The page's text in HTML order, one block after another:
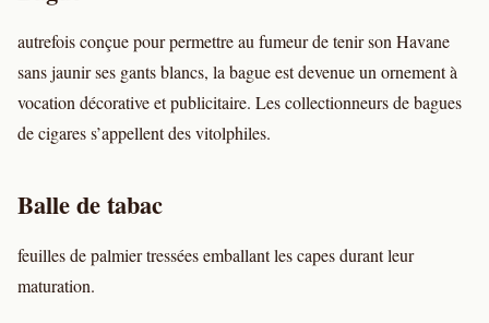
autrefois conçue pour permettre au fumeur de tenir son Havane
sans jaunir ses gants blancs, la bague est devenue un ornement à
vocation décorative et publicitaire. Les collectionneurs de bagues
de cigares s’appellent des vitolphiles.
Balle de tabac
feuilles de palmier tressées emballant les capes durant leur
maturation.